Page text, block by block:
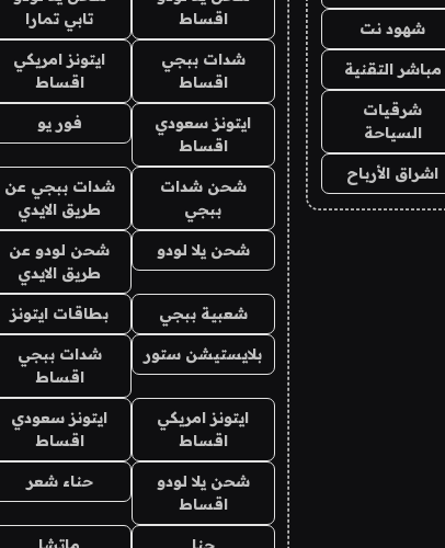
شهود نت
مباشر التقنية
شرقيات
السياحة
اشراق الأرباح
اقساط
تابي تمارا
شدات ببجي
اقساط
ايتونز امريكي
اقساط
ايتونز سعودي
اقساط
فور يو
شحن شدات
ببجي
شدات ببجي عن
طريق الايدي
شحن يلا لودو
شحن لودو عن
طريق الايدي
شعبية ببجي بطاقات ايتونز
بلايستيشن ستور
شدات ببجي
اقساط
ايتونز امريكي
اقساط
ايتونز سعودي
اقساط
شحن يلا لودو
اقساط
حناء شعر